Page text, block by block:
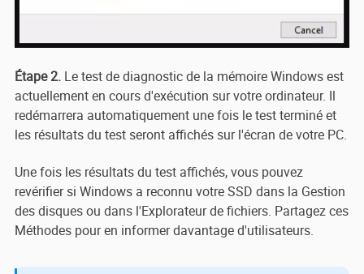
Étape 2.Le test de diagnostic de la mémoire Windows est
actuellement en cours d'exécution sur votre ordinateur. Il
redémarrera automatiquement une fois le test terminé et
les résultats du test seront affichés sur l'écran de votre PC.
Une fois les résultats du test affichés, vous pouvez
revérifier si Windows a reconnu votre SSD dans la Gestion
des disques ou dans l'Explorateur de fichiers. Partagez ces
Méthodes pour en informer davantage d'utilisateurs.